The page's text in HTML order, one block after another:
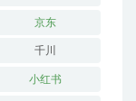
京东
千川
小红书